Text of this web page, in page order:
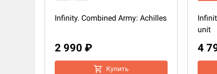
Infinity. Combined Army: Achilles
2 990 ₽
Купить
unit
4